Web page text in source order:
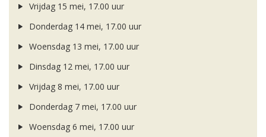
Vrijdag 15 mei, 17.00 uur
Donderdag 14 mei, 17.00 uur
Woensdag 13 mei, 17.00 uur
Dinsdag 12 mei, 17.00 uur
Vrijdag 8 mei, 17.00 uur
Donderdag 7 mei, 17.00 uur
Woensdag 6 mei, 17.00 uur